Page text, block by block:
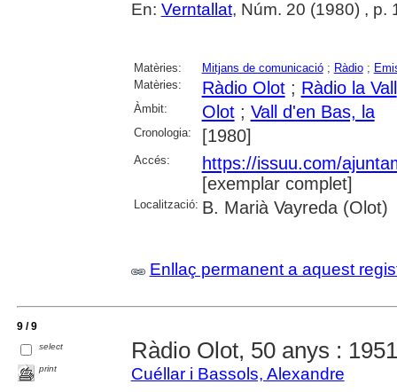
En: Verntallat, Núm. 20 (1980) , p.
Matèries: Mitjans de comunicació; Ràdio;
Matèries:
Ràdio Olot; Ràdio la Vall
Àmbit: Olot; Vall d'en Bas, la
Cronologia: [1980]
Accés:
https://issuu.com/
[exemplar complet]
Localització: B. Marià Vayreda (Olot)
Enllaç permanent a aquest
9 / 9
select
print
Ràdio Olot, 50 anys :
Cuéllar i Bassols, Alexandre